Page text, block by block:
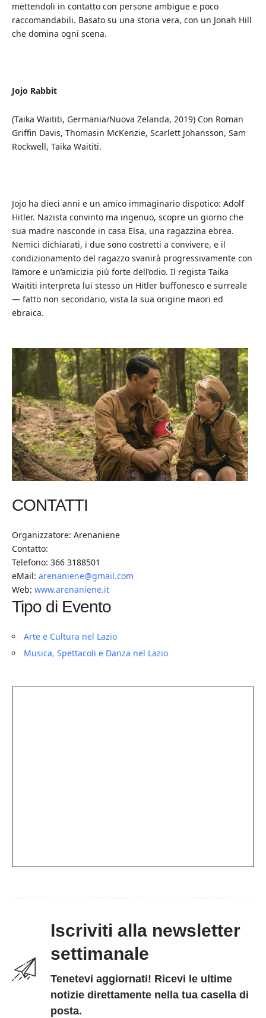
mettendoli in contatto con persone ambigue e poco
raccomandabili. Basato su una storia vera, con un Jonah Hill
che domina ogni scena.
Jojo Rabbit
(Taika Waititi, Germania/Nuova Zelanda, 2019) Con Roman
Griffin Davis, Thomasin McKenzie, Scarlett Johansson, Sam
Rockwell, Taika Waititi.
Jojo ha dieci anni e un amico immaginario dispotico: Adolf
Hitler. Nazista convinto ma ingenuo, scopre un giorno che
sua madre nasconde in casa Elsa, una ragazzina ebrea.
Nemici dichiarati, i due sono costretti a convivere, e il
condizionamento del ragazzo svanirà progressivamente con
l’amore e un’amicizia più forte dell’odio. Il regista Taika
Waititi interpreta lui stesso un Hitler buffonesco e surreale
— fatto non secondario, vista la sua origine maori ed
ebraica.
CONTATTI
Organizzatore: Arenaniene
Contatto:
Telefono: 366 3188501
eMail: arenaniene@gmail.com
Web: www.arenaniene.it
Tipo di Evento
Arte e Cultura nel Lazio
Musica, Spettacoli e Danza nel Lazio
Iscriviti alla newsletter
settimanale
Tenetevi aggiornati! Ricevi le ultime
notizie direttamente nella tua casella di
posta.